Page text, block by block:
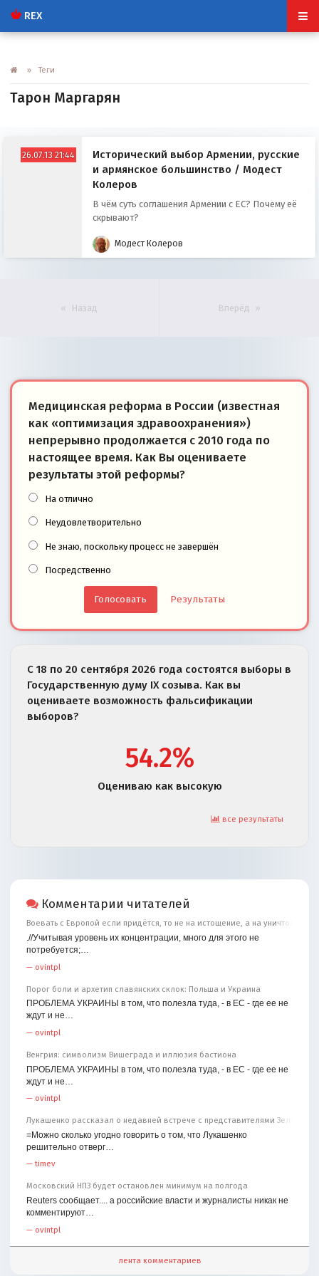
REX
» Теги
Тарон Маргарян
26.07.13 21:44
Исторический выбор Армении, русские
и армянское большинство / Модест
Колеров
В чём суть соглашения Армении с ЕС? Почему её
скрывают?
Модест Колеров
Назад Вперёд
Медицинская реформа в России (известная
как «оптимизация здравоохранения»)
непрерывно продолжается с 2010 года по
настоящее время. Как Вы оцениваете
результаты этой реформы?
На отлично
Неудовлетворительно
Не знаю, поскольку процесс не завершён
Посредственно
Результаты
С 18 по 20 сентября 2026 года состоятся выборы в
Государственную думу IX созыва. Как вы
оцениваете возможность фальсификации
выборов?
54.2%
Оцениваю как высокую
все результаты
Комментарии читателей
Воевать с Европой если придётся, то не на истощение, а на уничтожение
.//Учитывая уровень их концентрации, много для этого не
потребуется;…
— ovintpl
Порог боли и архетип славянских склок: Польша и Украина
ПРОБЛЕМА УКРАИНЫ в том, что полезла туда, - в ЕС - где ее не
ждут и не…
— ovintpl
Венгрия: символизм Вишеграда и иллюзия бастиона
ПРОБЛЕМА УКРАИНЫ в том, что полезла туда, - в ЕС - где ее не
ждут и не…
— ovintpl
Лукашенко рассказал о недавней встрече с представителями
=Можно сколько угодно говорить о том, что Лукашенко
решительно отверг…
—timev
Московский НПЗ будет остановлен минимум на полгода
Reuters сообщает.... а российские власти и журналисты никак не
комментируют…
— ovintpl
лента комментариев